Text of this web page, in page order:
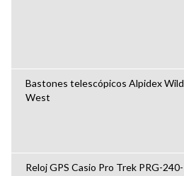
Bastones telescópicos Alpidex Wild
West
Reloj GPS Casio Pro Trek PRG-240-